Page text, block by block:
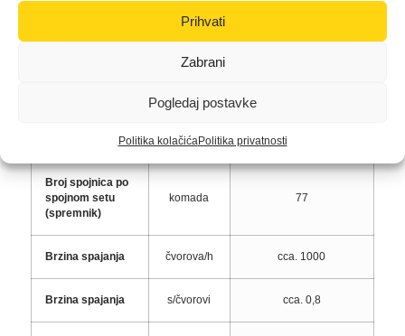
Prihvati
Zabrani
Pogledaj postavke
Politika kolačićaPolitika privatnosti
kg
Broj spojnica po
spojnom setu
(spremnik)
komada 77
Brzina spajanja čvorova/h cca. 1000
Brzina spajanja s/čvorovi cca. 0,8